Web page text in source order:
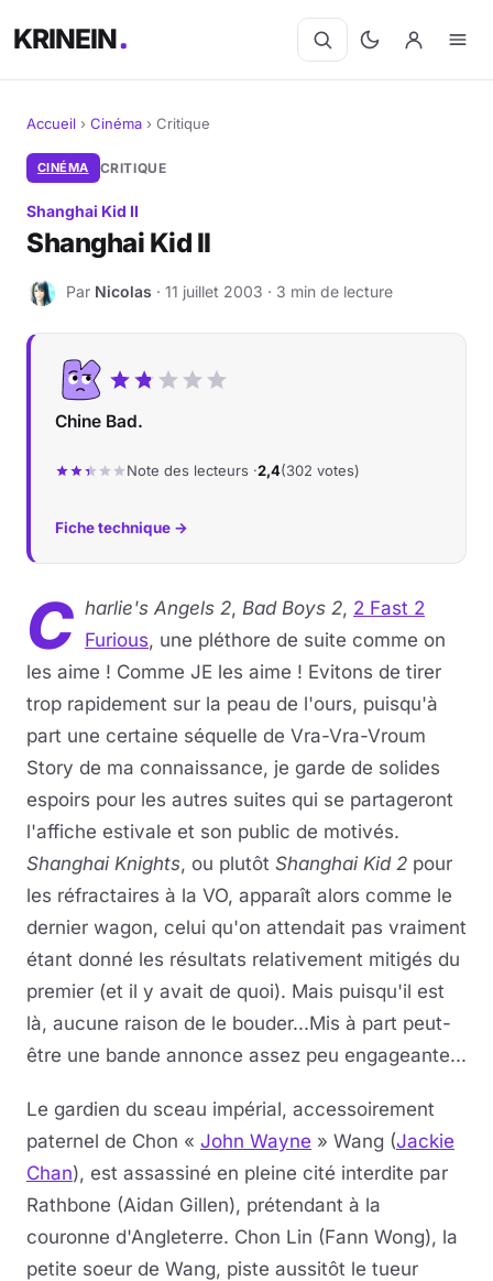
KRINEIN
Cinéma
Séries
Livres
Jeux vidéo
Musique
Sciences & Tech
Forum
Accueil › Cinéma › Critique
CINÉMA CRITIQUE
Shanghai Kid II
Shanghai Kid II
N Par Nicolas · 11 juillet 2003 · 3 min de lecture
Chine Bad.
Note des lecteurs ·2,4(302 votes)
Fiche technique →
C harlie's Angels 2, Bad Boys 2, 2 Fast 2
Furious, une pléthore de suite comme on
les aime ! Comme JE les aime ! Evitons de tirer
trop rapidement sur la peau de l'ours, puisqu'à
part une certaine séquelle de Vra-Vra-Vroum
Story de ma connaissance, je garde de solides
espoirs pour les autres suites qui se partageront
l'affiche estivale et son public de motivés.
Shanghai Knights, ou plutôt Shanghai Kid 2 pour
les réfractaires à la VO, apparaît alors comme le
dernier wagon, celui qu'on attendait pas vraiment
étant donné les résultats relativement mitigés du
premier (et il y avait de quoi). Mais puisqu'il est
là, aucune raison de le bouder...Mis à part peut-
être une bande annonce assez peu engageante...
Le gardien du sceau impérial, accessoirement
paternel de Chon « John Wayne » Wang (Jackie
Chan), est assassiné en pleine cité interdite par
Rathbone (Aidan Gillen), prétendant à la
couronne d'Angleterre. Chon Lin (Fann Wong), la
petite soeur de Wang, piste aussitôt le tueur